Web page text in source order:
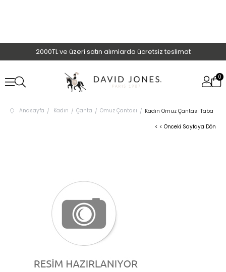
2000TL ve üzeri satın alımlarda ücretsiz teslimat
0
Anasayfa Kadın Çanta Omuz Çantası Kadın Omuz Çantası Taba
< < Önceki Sayfaya Dön